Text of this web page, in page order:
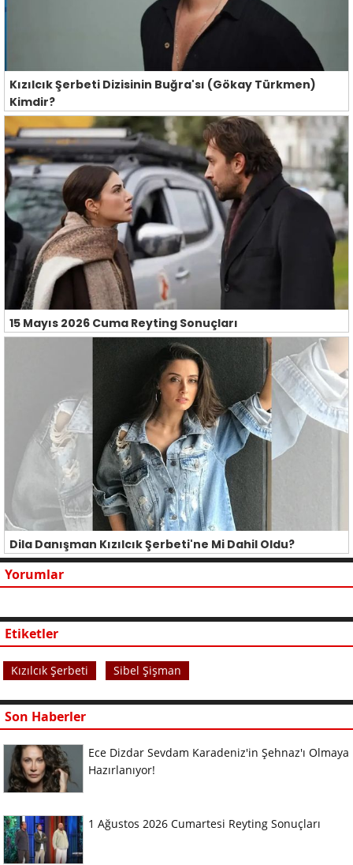
Kızılcık Şerbeti Dizisinin Buğra'sı (Gökay Türkmen)
Kimdir?
15 Mayıs 2026 Cuma Reyting Sonuçları
Dila Danışman Kızılcık Şerbeti'ne Mi Dahil Oldu?
Yorumlar
Etiketler
Kızılcık Şerbeti Sibel Şişman
Son Haberler
Ece Dizdar Sevdam Karadeniz'in Şehnaz'ı Olmaya
Hazırlanıyor!
1 Ağustos 2026 Cumartesi Reyting Sonuçları